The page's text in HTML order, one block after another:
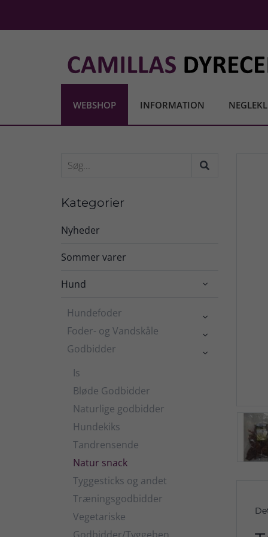
WEBSHOP INFORMATION
Kategorier
Nyheder
Sommer varer
Hund 
Hundefoder 
Foder- og Vandskåle 
Godbidder 
Is
Bløde Godbidder
Naturlige godbidder
Hundekiks
Tandrensende
Natur snack
Tyggesticks og andet
Træningsgodbidder
Vegetariske
Godbidder/Tyggeben